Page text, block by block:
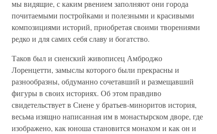
мы видящие, с каким рвением заполняют они города
почитаемыми постройками и полезными и красивыми
композициями историй, приобретая своими творениями
редко и для самих себя славу и богатство.
Таков был и сиенский живописец Амброджо
Лоренцетти, замыслы которого были прекрасны и
разнообразны, обдуманно сочетавший и размещавший
фигуры в своих историях. Об этом правдиво
свидетельствует в Сиене у братьев-миноритов история,
весьма изящно написанная им в монастырском дворе, где
изображено, как юноша становится монахом и как он и